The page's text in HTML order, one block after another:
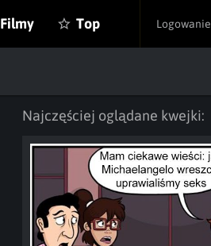
Logowanie
Filmy Top
Najczęściej oglądane kwejki: